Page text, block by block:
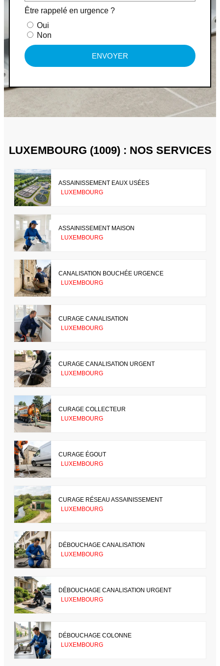
Être rappelé en urgence ?
Oui
Non
ENVOYER
LUXEMBOURG (1009) : NOS SERVICES
ASSAINISSEMENT EAUX USÉES
LUXEMBOURG
ASSAINISSEMENT MAISON
LUXEMBOURG
CANALISATION BOUCHÉE URGENCE
LUXEMBOURG
CURAGE CANALISATION
LUXEMBOURG
CURAGE CANALISATION URGENT
LUXEMBOURG
CURAGE COLLECTEUR
LUXEMBOURG
CURAGE ÉGOUT
LUXEMBOURG
CURAGE RÉSEAU ASSAINISSEMENT
LUXEMBOURG
DÉBOUCHAGE CANALISATION
LUXEMBOURG
DÉBOUCHAGE CANALISATION URGENT
LUXEMBOURG
DÉBOUCHAGE COLONNE
LUXEMBOURG